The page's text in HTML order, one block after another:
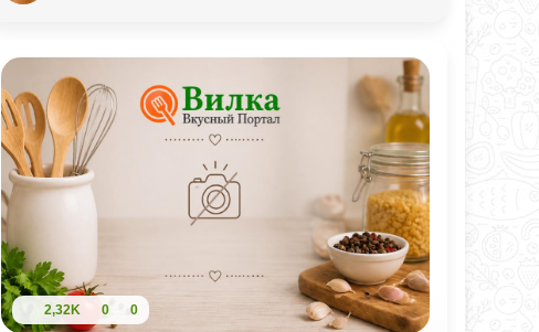
очень домашней.
2,32K 0 0